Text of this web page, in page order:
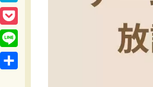
a
c
e
b
H
a
t
e
P
o
c
L